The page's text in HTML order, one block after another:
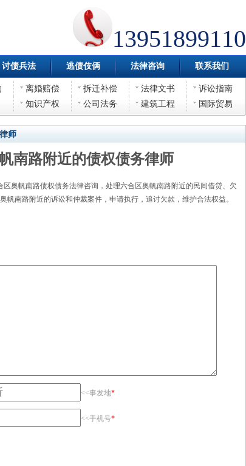
13951899110
讨债兵法 逃债伎俩 法律咨询 联系我们
离婚赔偿 拆迁补偿 法律文书
诉讼指南
知识产权 公司法务 建筑工程 国际贸易
师
南路附近的债权债务律师
奥帆南路债权债务法律咨询，处理六合区奥帆南路附近的民间借贷、欠
帆南路附近的诉讼和仲裁案件，申请执行，追讨欠款，维护合法权益。
<<事发地*
<<手机号*